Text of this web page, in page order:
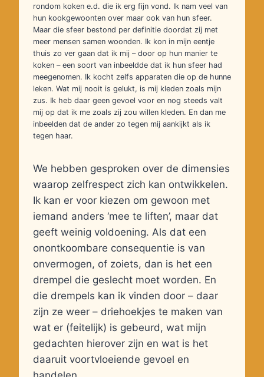
rondom koken e.d. die ik erg fijn vond. Ik nam veel van
hun kookgewoonten over maar ook van hun sfeer.
Maar die sfeer bestond per definitie doordat zij met
meer mensen samen woonden. Ik kon in mijn eentje
thuis zo ver gaan dat ik mij – door op hun manier te
koken – een soort van inbeeldde dat ik hun sfeer had
meegenomen. Ik kocht zelfs apparaten die op de hunne
leken. Wat mij nooit is gelukt, is mij kleden zoals mijn
zus. Ik heb daar geen gevoel voor en nog steeds valt
mij op dat ik me zoals zij zou willen kleden. En dan me
inbeelden dat de ander zo tegen mij aankijkt als ik
tegen haar.
We hebben gesproken over de dimensies
waarop zelfrespect zich kan ontwikkelen.
Ik kan er voor kiezen om gewoon met
iemand anders ‘mee te liften’, maar dat
geeft weinig voldoening. Als dat een
onontkoombare consequentie is van
onvermogen, of zoiets, dan is het een
drempel die geslecht moet worden. En
die drempels kan ik vinden door – daar
zijn ze weer – driehoekjes te maken van
wat er (feitelijk) is gebeurd, wat mijn
gedachten hierover zijn en wat is het
daaruit voortvloeiende gevoel en